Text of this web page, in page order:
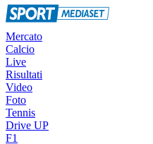
Mercato
Calcio
Live
Risultati
Video
Foto
Tennis
Drive UP
F1